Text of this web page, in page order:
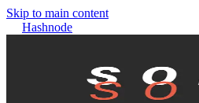
Skip to main content
Hashnode